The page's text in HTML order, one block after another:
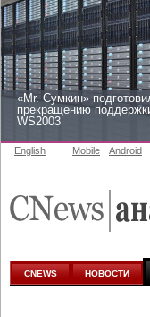
«Mr. Сумкин»
прекращению
WS2003
аналитике
English Mobile Android
CNEWS НОВОСТИ